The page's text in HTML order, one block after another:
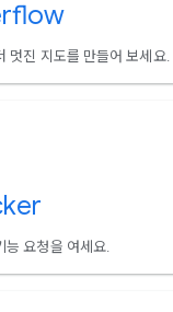
멋진 지도를 만들어 보세요.
능 요청을 여세요.